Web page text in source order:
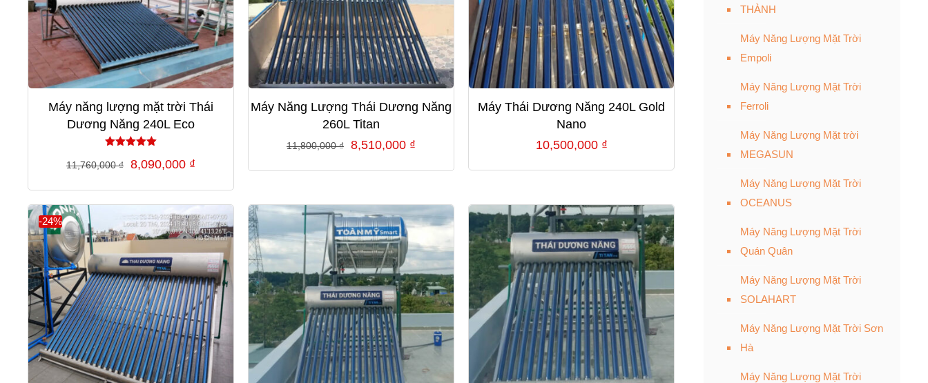
Máy năng lượng mặt trời Thái
Dương Năng 240L Eco
hạng
11,760,000₫
Giá
là:
11,760,000 ₫.
8,090,000 ₫
tại
là:
8,090,000 ₫.
Máy Năng Lượng Thái Dương Năng
260L Titan
11,800,000₫
Giá
11,800,000 ₫.
8,510,000 ₫
là:
8,510,000 ₫.
Máy Thái Dương Năng 240L Gold
Nano
10,500,000 ₫
-24%
THÀNH
Máy Năng Lượng Mặt Trời
Empoli
Máy Năng Lượng Mặt Trời
Ferroli
Máy Năng Lượng Mặt trời
MEGASUN
Máy Năng Lượng Mặt Trời
OCEANUS
Máy Năng Lượng Mặt Trời
Quán Quân
Máy Năng Lượng Mặt Trời
SOLAHART
Máy Năng Lượng Mặt Trời Sơn
Hà
Máy Năng Lượng Mặt Trời